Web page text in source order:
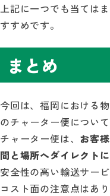
上記に一つでも当ては
すすめです。
まとめ
今回は、福岡における
のチャーター便につい
チャーター便は、 お客
間と場所へダイレクト
安全性の高い輸送サービ
コスト面の注意点はあり